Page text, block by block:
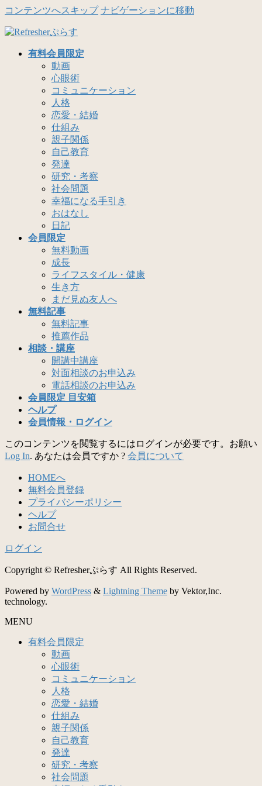
コンテンツへスキップ ナビゲーションに移動
有料会員限定
動画
心眼術
コミュニケーション
人格
恋愛・結婚
仕組み
親子関係
自己教育
発達
研究・考察
社会問題
幸福になる手引き
おはなし
日記
会員限定
無料動画
成長
ライフスタイル・健康
生き方
まだ見ぬ友人へ
無料記事
無料記事
推薦作品
相談・講座
開講中講座
対面相談のお申込み
電話相談のお申込み
会員限定 目安箱
ヘルプ
会員情報・ログイン
このコンテンツを閲覧するにはログインが必要です。お願い
Log In. あなたは会員ですか ? 会員について
HOMEへ
無料会員登録
プライバシーポリシー
ヘルプ
お問合せ
ログイン
Copyright © Refresherぷらす All Rights Reserved.
Powered by WordPress & Lightning Theme by Vektor,Inc.
technology.
MENU
有料会員限定
動画
心眼術
コミュニケーション
人格
恋愛・結婚
仕組み
親子関係
自己教育
発達
研究・考察
社会問題